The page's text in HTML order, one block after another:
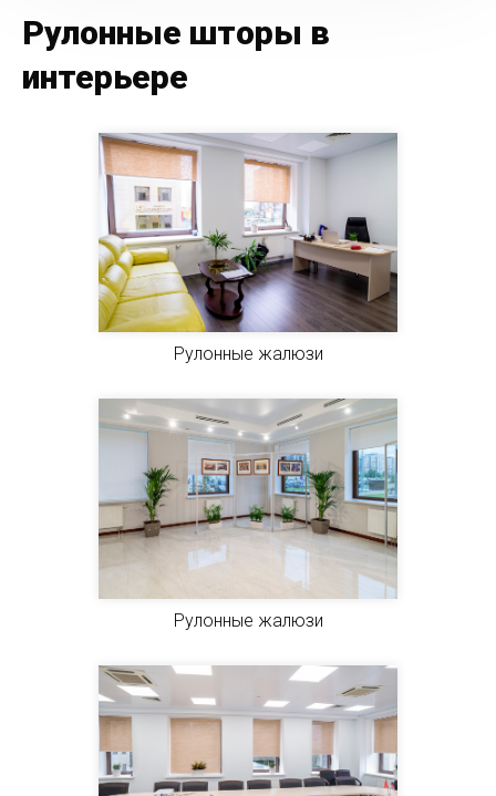
Рулонные шторы в
интерьере
Рулонные жалюзи
Рулонные жалюзи